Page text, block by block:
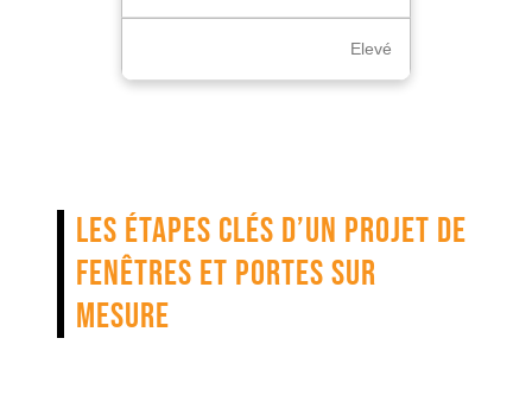
Elevé
Les étapes clés d’un projet de
fenêtres et portes sur
mesure